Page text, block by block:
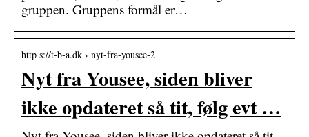
gruppen. Gruppens formål er…
http s://t-b-a.dk › nyt-fra-yousee-2
Nyt fra Yousee, siden bliver
ikke opdateret så tit, følg evt …